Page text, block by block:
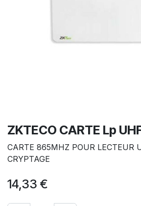
ZKTECO CARTE Lp
CARTE 865MHZ POUR LECTEUR
CRYPTAGE
14,33 €